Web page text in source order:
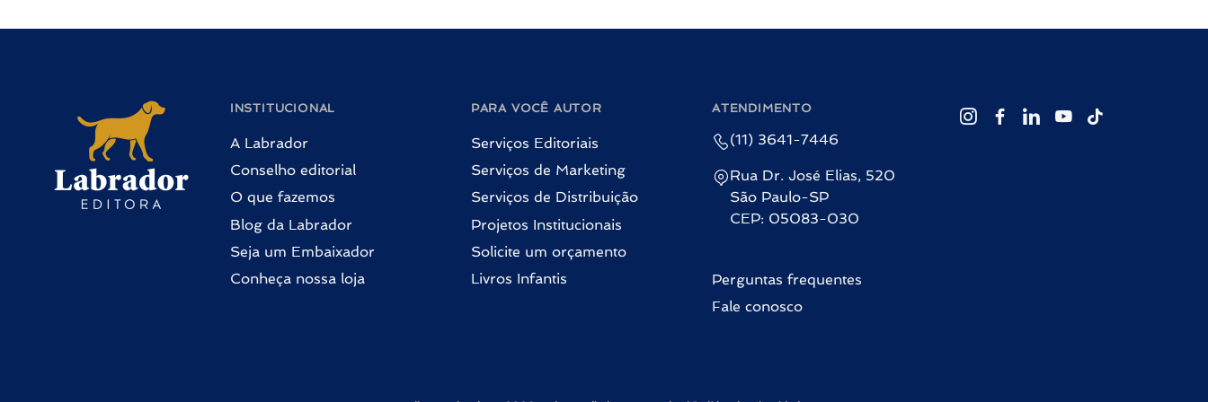
INSTITUCIONAL
A Labrador
Conselho editorial
O que fazemos
Blog da Labrador
Seja um Embaixador
Conheça nossa loja
PARA VOCÊ AUTOR
Serviços Editoriais
Serviços de Marketing
Serviços de Distribuição
Projetos Institucionais
Solicite um orçamento
Livros Infantis
ATENDIMENTO
(11) 3641-7446
Rua Dr. José Elias, 520
São Paulo-SP
CEP: 05083-030
Perguntas frequentes
Fale conosco